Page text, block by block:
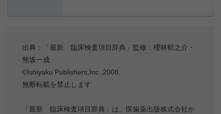
出典：「最新 臨床検査項目辞典」監修：櫻林郁之介・
熊坂一成
©Ishiyaku Publishers,Inc.,2008.
無断転載を禁止します
「最新 臨床検査項目辞典」は、医歯薬出版株式会社か